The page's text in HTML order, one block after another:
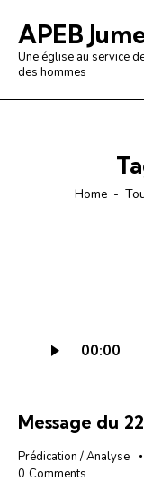
APEB
Une église au service
des hommes
Home
audio
00:00
Message du
Prédication / Analyse
0 Comments